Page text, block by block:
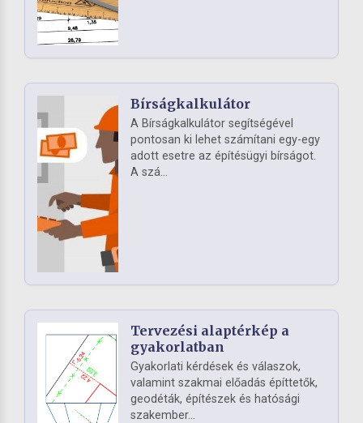
Bírságkalkulátor
A Bírságkalkulátor segítségével
pontosan ki lehet számítani egy-egy
adott esetre az építésügyi bírságot.
A szá...
Tervezési alaptérkép a
gyakorlatban
Gyakorlati kérdések és válaszok,
valamint szakmai előadás építtetők,
geodéták, építészek és hatósági
szakember...